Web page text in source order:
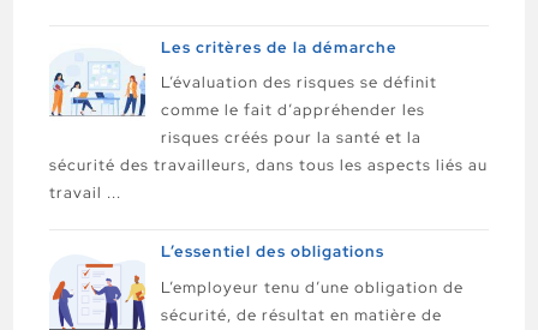
Les critères de la démarche
L’évaluation des risques se définit
comme le fait d’appréhender les
risques créés pour la santé et la
sécurité des travailleurs, dans tous les aspects liés au
travail ...
L’essentiel des obligations
L’employeur tenu d’une obligation de
sécurité, de résultat en matière de